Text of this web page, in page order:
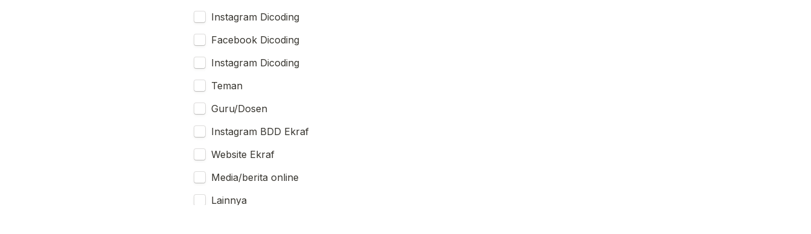
Instagram Dicoding
Facebook Dicoding
Instagram Dicoding
Teman
Guru/Dosen
Instagram BDD Ekraf
Website Ekraf
Media/berita online
Lainnya